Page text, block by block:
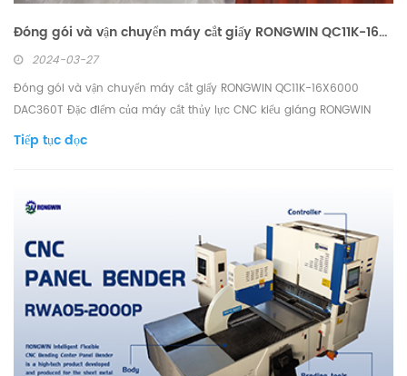
Đóng gói và vận chuyển máy cắt giấy RONGWIN QC11K-16X6000 DAC360T
2024-03-27
Đóng gói và vận chuyển máy cắt giấy RONGWIN QC11K-16X6000
DAC360T Đặc điểm của máy cắt thủy lực CNC kiểu giáng RONGWIN
QC11K DAC36OT 1. Khung được làm bằng kết cấu thép hàn, có đủ độ
bền và độ cứng, loại bỏ ứng suất bên trong và rung động tần số cao,
Tiếp tục đọc